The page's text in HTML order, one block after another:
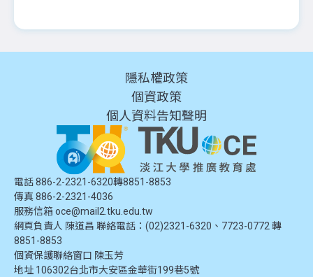
隱私權政策
個資政策
個人資料告知聲明
電話 886-2-2321-6320轉8851-8853
傳真 886-2-2321-4036
服務信箱 oce@mail2.tku.edu.tw
網頁負責人 陳道昌 聯絡電話：(02)2321-6320、7723-0772 轉
8851-8853
個資保護聯絡窗口 陳玉芳
地址 106302台北市大安區金華街199巷5號